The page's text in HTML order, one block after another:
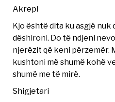
Akrepi
Kjo është dita ku asgjë nuk
dëshironi. Do të ndjeni
njerëzit që keni përzemër.
kushtoni më shumë kohë
shumë me të mirë.
Shigjetari